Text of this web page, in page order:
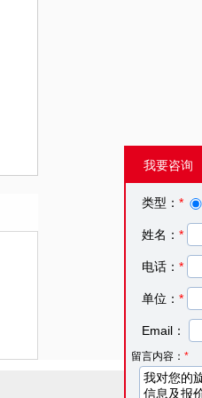
我要咨询
类型： *
姓名： *
电话： *
单位： *
Email：
留言内容： *